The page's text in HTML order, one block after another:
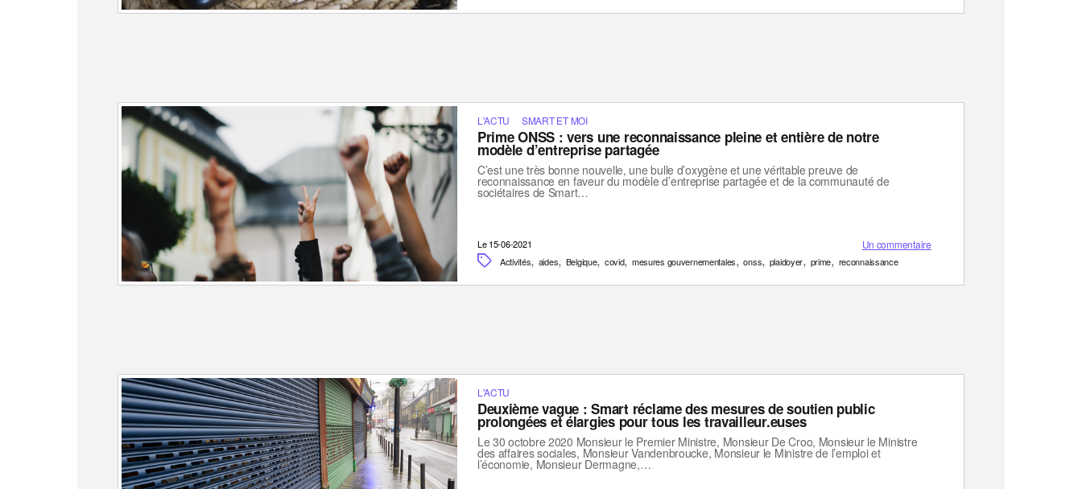
L'ACTU SMART ET MOI
Prime ONSS : vers une reconnaissance pleine et entière de notre
modèle d’entreprise partagée
C’est une très bonne nouvelle, une bulle d’oxygène et une véritable preuve de
reconnaissance en faveur du modèle d’entreprise partagée et de la communauté de
sociétaires de Smart…
Le 15-06-2021 Un commentaire
Activités, aides, Belgique, covid, mesures gouvernementales,onss, plaidoyer, prime, reconnaissance
L'ACTU
Deuxième vague : Smart réclame des mesures de soutien public
prolongées et élargies pour tous les travailleur.euses
Le 30 octobre 2020 Monsieur le Premier Ministre, Monsieur De Croo, Monsieur le Ministre
des affaires sociales, Monsieur Vandenbroucke, Monsieur le Ministre de l’emploi et
l’économie, Monsieur Dermagne,…